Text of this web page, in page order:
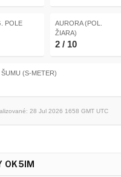
POLE
AURORA (POL.
ŽIARA)
2 / 10
(S-METER)
28 Jul 2026 1658 GMT UTC
OK5IM